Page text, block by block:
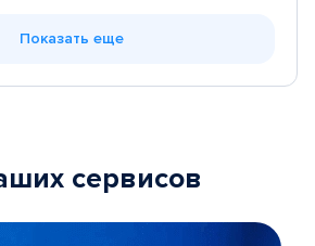
Показать еще
сервисов